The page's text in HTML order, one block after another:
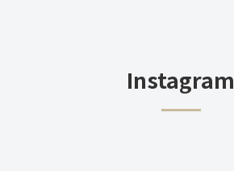
Instagram